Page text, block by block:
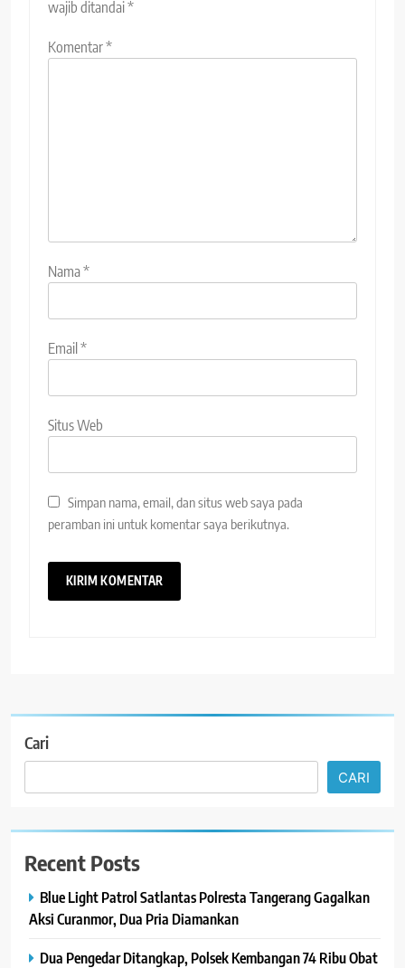
wajib ditandai*
Komentar*
Nama*
Email*
Situs Web
Simpan nama, email, dan situs web saya pada
peramban ini untuk komentar saya berikutnya.
Cari
CARI
Recent Posts
Blue Light Patrol Satlantas Polresta Tangerang Gagalkan
Aksi Curanmor, Dua Pria Diamankan
Dua Pengedar Ditangkap, Polsek Kembangan 74 Ribu Obat